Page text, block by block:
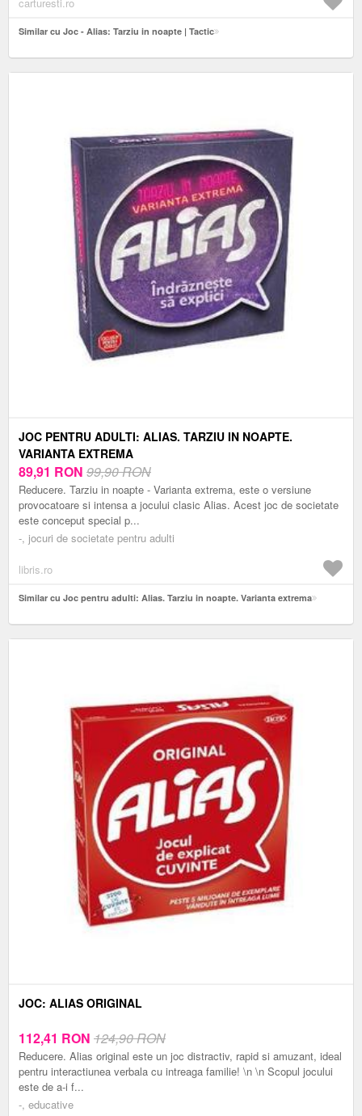
Similar cu Joc - Alias: Tarziu in noapte | Tactic
JOC PENTRU ADULTI: ALIAS. TARZIU IN NOAPTE.
VARIANTA EXTREMA
89,91 RON 99,90 RON
Reducere. Tarziu in noapte - Varianta extrema, este o versiune
provocatoare si intensa a jocului clasic Alias. Acest joc de societate
este conceput special p...
-, jocuri de societate pentru adulti
libris.ro
Similar cu Joc pentru adulti: Alias. Tarziu in noapte. Varianta extrema
JOC: ALIAS ORIGINAL
112,41 RON 124,90 RON
Reducere. Alias original este un joc distractiv, rapid si amuzant, ideal
pentru interactiunea verbala cu intreaga familie! \n \n Scopul jocului
este de a-i f...
-, educative